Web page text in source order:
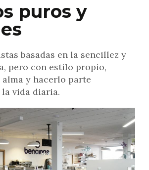
puros y
basadas en la sencillez y
pero con estilo propio,
y hacerlo parte
vida diaria.